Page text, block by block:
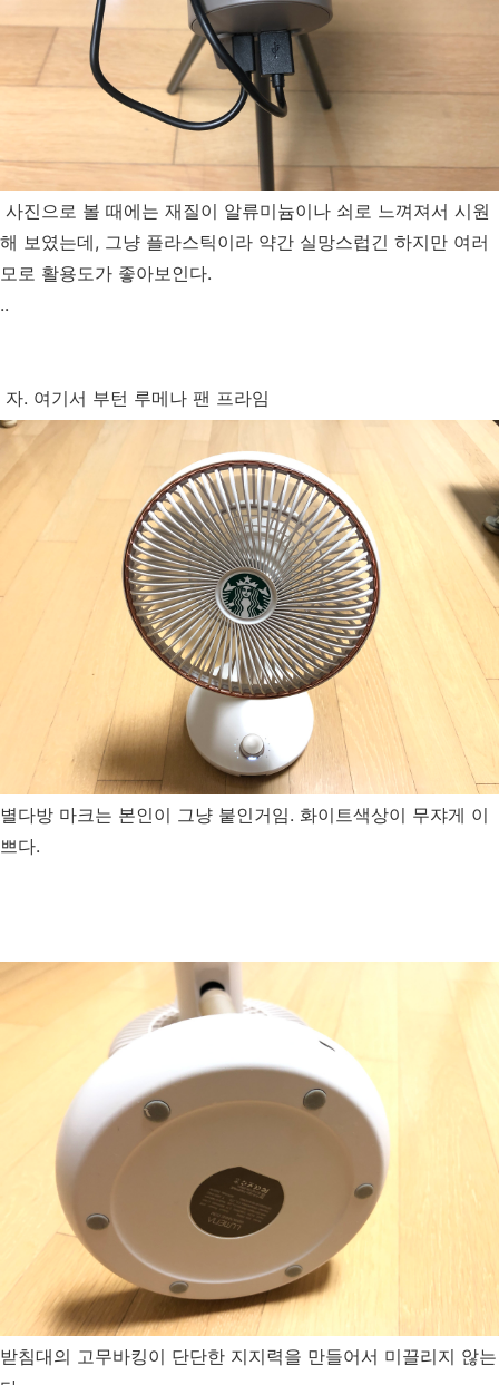
사진으로 볼 때에는 재질이 알류미늄이나 쇠로 느껴져서 시원
해 보였는데, 그냥 플라스틱이라 약간 실망스럽긴 하지만 여러
모로 활용도가 좋아보인다.
..
자. 여기서 부턴 루메나 팬 프라임
별다방 마크는 본인이 그냥 붙인거임. 화이트색상이 무쟈게 이
쁘다.
받침대의 고무바킹이 단단한 지지력을 만들어서 미끌리지 않는